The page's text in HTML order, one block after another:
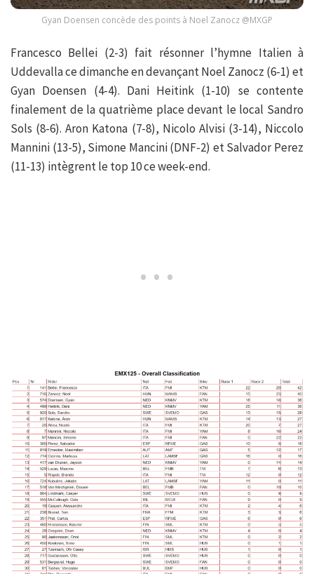
Gyan Doensen concède des points à Noel Zanocz @MXGP
Francesco Bellei (2-3) fait résonner l’hymne Italien à
Uddevalla ce dimanche en devançant Noel Zanocz (6-1) et
Gyan Doensen (4-4). Dani Heitink (1-10) se contente
finalement de la quatrième place devant le local Sandro
Sols (8-6). Aron Katona (7-8), Nicolo Alvisi (3-14), Niccolo
Mannini (13-5), Simone Mancini (DNF-2) et Salvador Perez
(11-13) intègrent le top 10 ce week-end.